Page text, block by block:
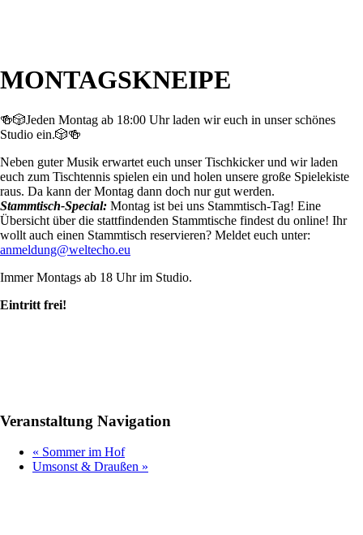
MONTAGSKNEIPE
🍻🎲Jeden Montag ab 18:00 Uhr laden wir euch in unser schönes
Studio ein.🎲🍻
Neben guter Musik erwartet euch unser Tischkicker und wir laden
euch zum Tischtennis spielen ein und holen unsere große Spielekiste
raus. Da kann der Montag dann doch nur gut werden.
Stammtisch-Special: Montag ist bei uns Stammtisch-Tag! Eine
Übersicht über die stattfindenden Stammtische findest du online! Ihr
wollt auch einen Stammtisch reservieren? Meldet euch unter:
anmeldung@weltecho.eu
Immer Montags ab 18 Uhr im Studio.
Eintritt frei!
Veranstaltung Navigation
« Sommer im Hof
Umsonst & Draußen »